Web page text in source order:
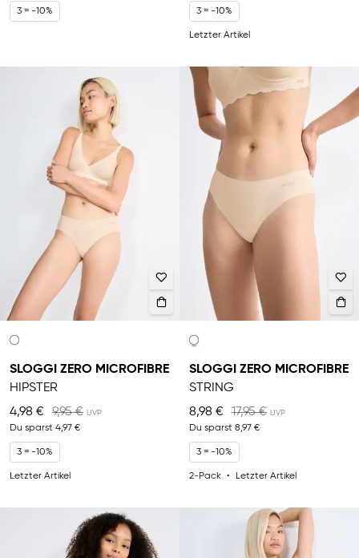
3 = -10% 3 = -10%
Letzter Artikel
SLOGGI ZERO MICROFIBRE
HIPSTER
4,98 €
9,95 €
Du sparst 4,97 €
3 = -10%
Letzter Artikel
SLOGGI ZERO MICROFIBRE
STRING
8,98 €
17,95 €
Du sparst 8,97 €
3 = -10%
2-Pack Letzter Artikel